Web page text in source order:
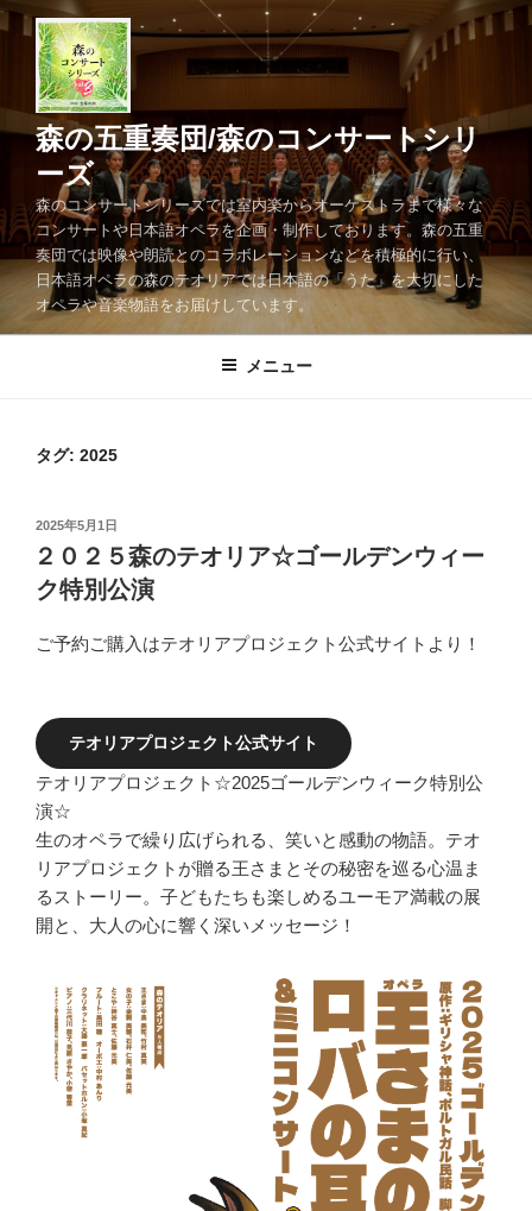
コ
ツ
キ
ッ
プ
森の五重奏団/森のコンサートシリ
ーズ
森のコンサートシリーズでは室内楽からオーケストラまで様々な
コンサートや日本語オペラを企画・制作しております。森の五重
奏団では映像や朗読とのコラボレーションなどを積極的に行い、
日本語オペラの森のテオリアでは日本語の「うた」を大切にした
オペラや音楽物語をお届けしています。
メニュー
タグ: 2025
投
稿
日:
2025年5月1日
２０２５森のテオリア☆ゴールデンウィー
ク特別公演
ご予約ご購入はテオリアプロジェクト公式サイトより！
テオリアプロジェクト公式サイト
テオリアプロジェクト☆2025ゴールデンウィーク特別公
演☆
生のオペラで繰り広げられる、笑いと感動の物語。テオ
リアプロジェクトが贈る王さまとその秘密を巡る心温ま
るストーリー。子どもたちも楽しめるユーモア満載の展
開と、大人の心に響く深いメッセージ！